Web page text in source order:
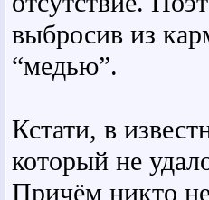
выбросив из
“медью”.
Кстати, в
который не
Причём никто не